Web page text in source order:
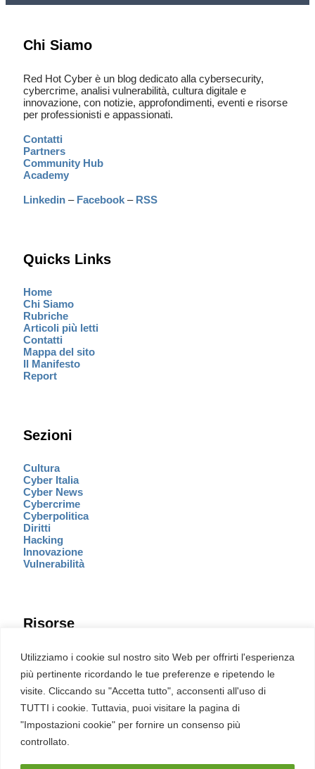
Utilizziamo i cookie sul nostro sito Web per offrirti l'esperienza
più pertinente ricordando le tue preferenze e ripetendo le
visite. Cliccando su "Accetta tutto", acconsenti all'uso di
TUTTI i cookie. Tuttavia, puoi visitare la pagina di
"Impostazioni cookie" per fornire un consenso più
controllato.
Chi Siamo
Red Hot Cyber è un blog dedicato alla cybersecurity,
cybercrime, analisi vulnerabilità, cultura digitale e
innovazione, con notizie, approfondimenti, eventi e risorse
per professionisti e appassionati.
Contatti
Partners
Community Hub
Academy
Linkedin – Facebook – RSS
Quicks Links
Home
Chi Siamo
Rubriche
Articoli più letti
Contatti
Mappa del sito
Il Manifesto
Report
Sezioni
Cultura
Cyber Italia
Cyber News
Cybercrime
Cyberpolitica
Diritti
Hacking
Innovazione
Vulnerabilità
Risorse
Eventi
Fumetto Cyber
Newsletter
Servizi
Pubblicità
English
Ultime CVE critiche